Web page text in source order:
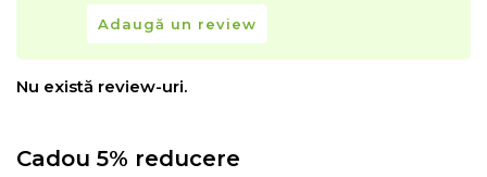
Adaugă un review
Nu există review-uri.
Cadou 5% reducere